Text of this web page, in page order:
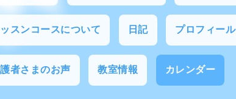
スンコースについて 日記 プロフィール
者さまのお声 教室情報 カレンダー